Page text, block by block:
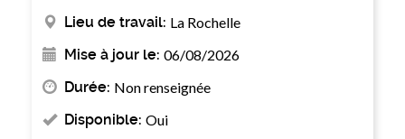
Lieu de travail: La Rochelle
Mise à jour le: 06/08/2026
Durée: Non renseignée
Disponible: Oui